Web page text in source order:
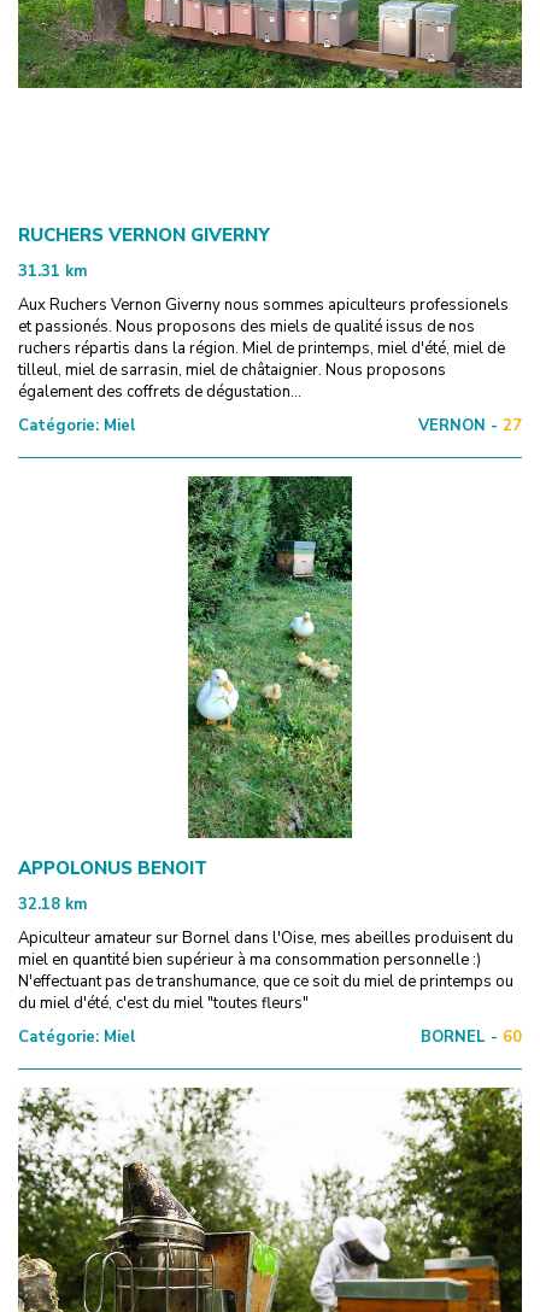
RUCHERS VERNON GIVERNY
31.31 km
Aux Ruchers Vernon Giverny nous sommes apiculteurs professionels
et passionés. Nous proposons des miels de qualité issus de nos
ruchers répartis dans la région. Miel de printemps, miel d'été, miel de
tilleul, miel de sarrasin, miel de châtaignier. Nous proposons
également des coffrets de dégustation...
Catégorie: Miel VERNON - 27
APPOLONUS BENOIT
32.18 km
Apiculteur amateur sur Bornel dans l'Oise, mes abeilles produisent du
miel en quantité bien supérieur à ma consommation personnelle :)
N'effectuant pas de transhumance, que ce soit du miel de printemps ou
du miel d'été, c'est du miel "toutes fleurs"
Catégorie: Miel BORNEL - 60